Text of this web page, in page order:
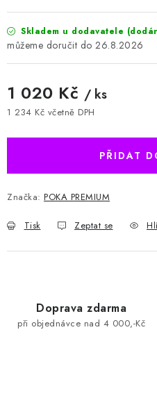
Skladem u dodavatele
26.8.2026
1 020 Kč / ks
1 234 Kč včetně DPH
PŘIDAT
Značka: POKA PREMIUM
Tisk Zeptat se
Doprava zdarma
při objednávce nad 4 000,-Kč